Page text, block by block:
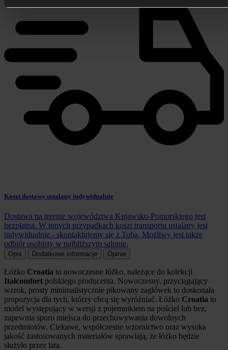
Koszt dostawy ustalany indywidualnie
Dostawa na terenie województwa Kujawsko-Pomorskiego jest
bezpłatna. W innych przypadkach koszt transportu ustalany jest
indywidualnie - skontaktujemy się z Tobą. Możliwy jest także
odbiór osobisty w najbliższym salonie.
Opis Dodatkowe informacje Opinie
Łóżko Croatia to nowoczesne łóżko, należące do kolekcji
Italcomfort polskiego producenta. Nowoczesny, przyciągający
wzrok, prosty minimalistycznie pikowany zagłówek to doskonała
propozycja dla tych, którzy chcą się wyróżniać. Łóżko Croatia to
model występujący w wersji z pojemnikiem na pościel lub bez,
zapewnia sporo miejsca do przechowywania dowolnych
przedmiotów. Ciekawe, współczesne wzornictwo oraz wysoka
jakość zastosowanych materiałów sprawiają, że łóżko będzie
służyło przez lata.